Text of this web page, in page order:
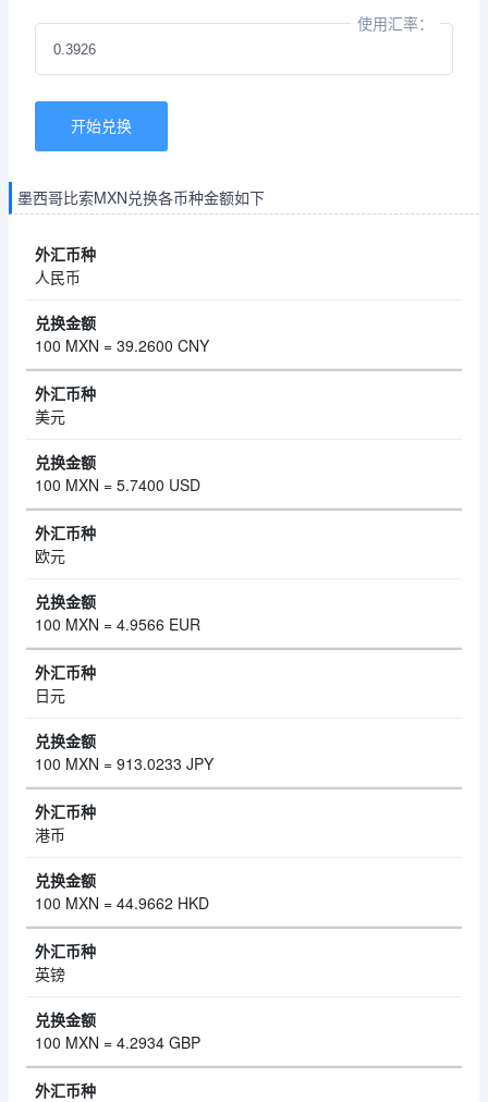
使用汇率：
墨西哥比索MXN兑换各币种金额如下
人民币
100 MXN = 39.2600 CNY
美元
100 MXN = 5.7400 USD
欧元
100 MXN = 4.9566 EUR
日元
100 MXN = 913.0233 JPY
港币
100 MXN = 44.9662 HKD
英镑
100 MXN = 4.2934 GBP